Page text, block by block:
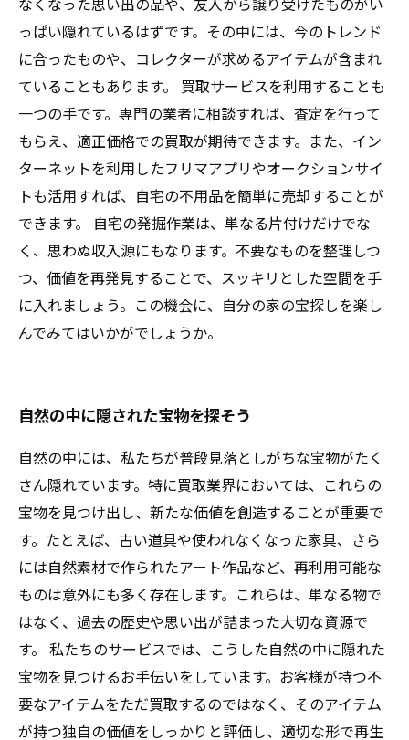
っぱい隠れているはずです。その中には、今のトレンド
に合ったものや、コレクターが求めるアイテムが含まれ
ていることもあります。 買取サービスを利用することも
一つの手です。専門の業者に相談すれば、査定を行って
もらえ、適正価格での買取が期待できます。また、イン
ターネットを利用したフリマアプリやオークションサイ
トも活用すれば、自宅の不用品を簡単に売却することが
できます。 自宅の発掘作業は、単なる片付けだけでな
く、思わぬ収入源にもなります。不要なものを整理しつ
つ、価値を再発見することで、スッキリとした空間を手
に入れましょう。この機会に、自分の家の宝探しを楽し
んでみてはいかがでしょうか。
自然の中に隠された宝物を探そう
自然の中には、私たちが普段見落としがちな宝物がたく
さん隠れています。特に買取業界においては、これらの
宝物を見つけ出し、新たな価値を創造することが重要で
す。たとえば、古い道具や使われなくなった家具、さら
には自然素材で作られたアート作品など、再利用可能な
ものは意外にも多く存在します。これらは、単なる物で
はなく、過去の歴史や思い出が詰まった大切な資源で
す。 私たちのサービスでは、こうした自然の中に隠れた
宝物を見つけるお手伝いをしています。お客様が持つ不
要なアイテムをただ買取するのではなく、そのアイテム
が持つ独自の価値をしっかりと評価し、適切な形で再生